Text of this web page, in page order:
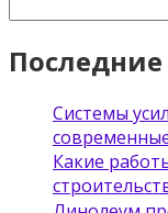
Последние
Системы
Какие